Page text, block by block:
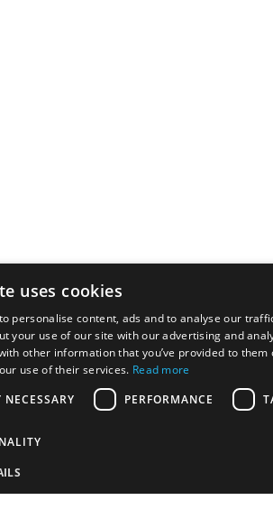
uses cookies
personalise content, ads and to analyse our
your use of our site with our advertising and
other information that you’ve provided to them
use of their services. Read more
PERFORMANCE